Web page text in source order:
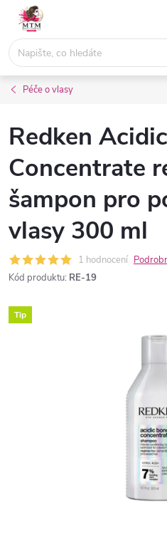
Přejít
obsah
Péče o vlasy
Redken
Concentrate
šampon pro
vlasy 300 ml
1 hodnocení
Kód produktu: RE-19
Tip